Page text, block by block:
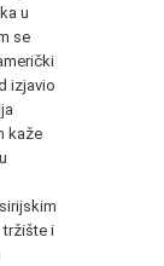
u
se
izjavio
kaže
tržište i